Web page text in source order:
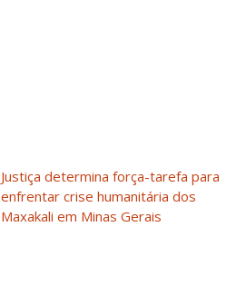
Justiça determina força-tarefa para
enfrentar crise humanitária dos
Maxakali em Minas Gerais